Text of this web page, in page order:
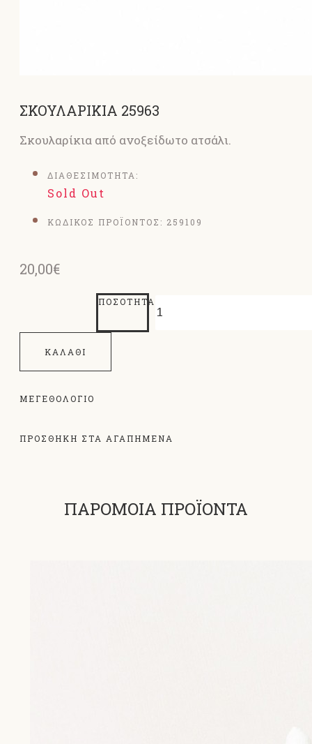
ΣΚΟΥΛΑΡΙΚΙΑ 25963
Σκουλαρίκια από ανοξείδωτο ατσάλι.
ΔΙΑΘΕΣΙΜΟΤΗΤΑ:
Sold Out
ΚΩΔΙΚΟΣ ΠΡΟΪΟΝΤΟΣ: 259109
20,00€
ΠΟΣΌΤΗΤΑ
ΚΑΛΆΘΙ
ΜΕΓΕΘΟΛΌΓΙΟ
ΠΡΟΣΘΗΚΗ ΣΤΑ ΑΓΑΠΗΜΕΝΑ
ΠΑΡΟΜΟΙΑ ΠΡΟΪΟΝΤΑ